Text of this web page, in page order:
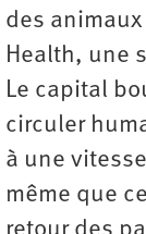
des
Health, une
Le capital
circuler
à une
même que